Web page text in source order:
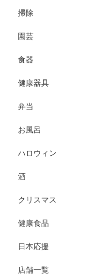
掃除
園芸
食器
健康器具
弁当
お風呂
ハロウィン
酒
クリスマス
健康食品
日本応援
店舗一覧